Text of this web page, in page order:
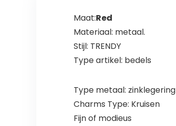
Maat:Red
Materiaal: metaal.
Stijl: TRENDY
Type artikel: bedels
Type metaal: zinklegering
Charms Type: Kruisen
Fijn of modieus